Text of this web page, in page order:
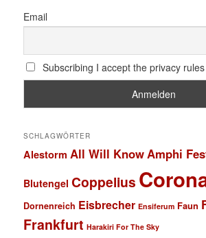
Email
Subscribing I accept the privacy
SCHLAGWÖRTER
Alestorm All Will Know Amphi
Blutengel Coppelius
Dornenreich Eisbrecher Ensiferum Faun
Frankfurt Harakiri For The Sky